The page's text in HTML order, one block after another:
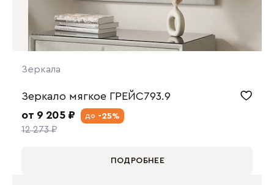
Зеркала
Зеркало мягкое ГРЕЙС793.9
от 9 205 ₽
12 273 ₽
до -25%
ПОДРОБНЕЕ